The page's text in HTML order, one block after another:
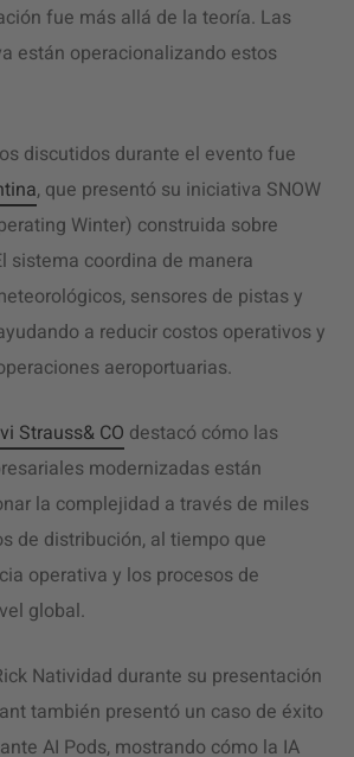
fue más allá de la teoría. Las
están operacionalizando estos
discutidos durante el evento fue
, que presentó su iniciativa SNOW
Winter) construida sobre
sistema coordina de manera
sensores de pistas y
a reducir costos operativos y
aeroportuarias.
Strauss& CO destacó cómo las
modernizadas están
la complejidad a través de miles
de distribución, al tiempo que
operativa y los procesos de
global.
Natividad durante su presentación
también presentó un caso de éxito
AI Pods, mostrando cómo la IA